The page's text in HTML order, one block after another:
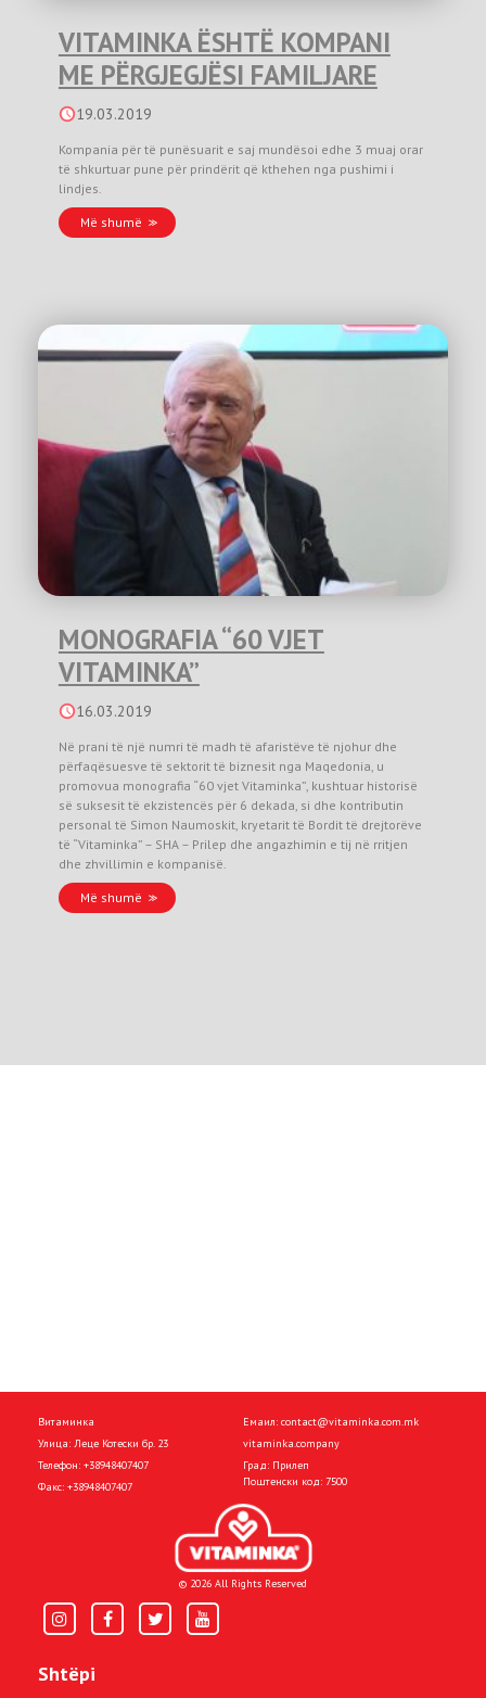
VITAMINKA ËSHTË KOMPANI
ME PËRGJEGJËSI FAMILJARE
19.03.2019
Kompania për të punësuarit e saj mundësoi edhe 3 muaj orar
të shkurtuar pune për prindërit që kthehen nga pushimi i
lindjes.
Më shumë
MONOGRAFIA “60 VJET
VITAMINKA”
16.03.2019
Në prani të një numri të madh të afaristëve të njohur dhe
përfaqësuesve të sektorit të biznesit nga Maqedonia, u
promovua monografia “60 vjet Vitaminka”, kushtuar historisë
së suksesit të ekzistencës për 6 dekada, si dhe kontributin
personal të Simon Naumoskit, kryetarit të Bordit të drejtorëve
të “Vitaminka” – SHA – Prilep dhe angazhimin e tij në rritjen
dhe zhvillimin e kompanisë.
Më shumë
Витаминка
Улица: Леце Котески бр. 23
Телефон: +38948407407
Факс: +38948407407
Емаил: contact@vitaminka.com.mk
vitaminka.company
Град: Прилеп
Поштенски код: 7500
© 2026 All Rights Reserved
Shtëpi